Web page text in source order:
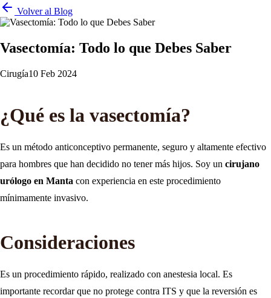
Volver al Blog
Vasectomía: Todo lo que Debes Saber
Cirugía10 Feb 2024
¿Qué es la vasectomía?
Es un método anticonceptivo permanente, seguro y altamente efectivo
para hombres que han decidido no tener más hijos. Soy un cirujano
urólogo en Manta con experiencia en este procedimiento
mínimamente invasivo.
Consideraciones
Es un procedimiento rápido, realizado con anestesia local. Es
importante recordar que no protege contra ITS y que la reversión es